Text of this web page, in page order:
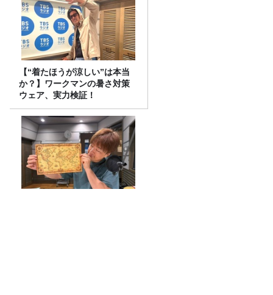
【“着たほうが涼しい”は本当
か？】ワークマンの暑さ対策
ウェア、実力検証！